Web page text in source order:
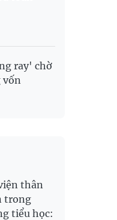
ray' chờ
vốn
thân
trong
tiểu học: